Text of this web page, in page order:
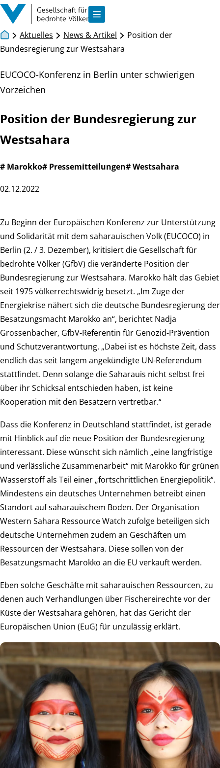
Zum Inhalt springen
Navigation anzeigen
Aktuelles
News & Artikel
Position der
Bundesregierung zur Westsahara
EUCOCO-Konferenz in Berlin unter schwierigen
Vorzeichen
Position der Bundesregierung zur
Westsahara
# Marokko# Pressemitteilungen# Westsahara
02.12.2022
Zu Beginn der Europäischen Konferenz zur Unterstützung
und Solidarität mit dem saharauischen Volk (EUCOCO) in
Berlin (2. / 3. Dezember), kritisiert die Gesellschaft für
bedrohte Völker (GfbV) die veränderte Position der
Bundesregierung zur Westsahara. Marokko hält das Gebiet
seit 1975 völkerrechtswidrig besetzt. „Im Zuge der
Energiekrise nähert sich die deutsche Bundesregierung der
Besatzungsmacht Marokko an“, berichtet Nadja
Grossenbacher, GfbV-Referentin für Genozid-Prävention
und Schutzverantwortung. „Dabei ist es höchste Zeit, dass
endlich das seit langem angekündigte UN-Referendum
stattfindet. Denn solange die Saharauis nicht selbst frei
über ihr Schicksal entschieden haben, ist keine
Kooperation mit den Besatzern vertretbar.“
Dass die Konferenz in Deutschland stattfindet, ist gerade
mit Hinblick auf die neue Position der Bundesregierung
interessant. Diese wünscht sich nämlich „eine langfristige
und verlässliche Zusammenarbeit“ mit Marokko für grünen
Wasserstoff als Teil einer „fortschrittlichen Energiepolitik“.
Mindestens ein deutsches Unternehmen betreibt einen
Standort auf saharauischem Boden. Der Organisation
Western Sahara Ressource Watch zufolge beteiligen sich
deutsche Unternehmen zudem an Geschäften um
Ressourcen der Westsahara. Diese sollen von der
Besatzungsmacht Marokko an die EU verkauft werden.
Eben solche Geschäfte mit saharauischen Ressourcen, zu
denen auch Verhandlungen über Fischereirechte vor der
Küste der Westsahara gehören, hat das Gericht der
Europäischen Union (EuG) für unzulässig erklärt.